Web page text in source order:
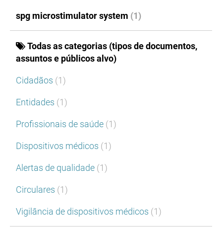
spg microstimulator system (1)
Todas as categorias (tipos de documentos,
assuntos e públicos alvo)
Cidadãos (1)
Entidades (1)
Profissionais de saúde (1)
Dispositivos médicos (1)
Alertas de qualidade (1)
Circulares (1)
Vigilância de dispositivos médicos (1)